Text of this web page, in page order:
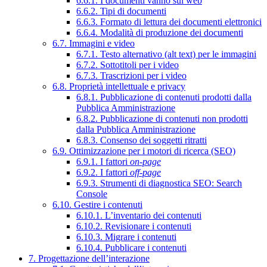
6.6.2. Tipi di documenti
6.6.3. Formato di lettura dei documenti elettronici
6.6.4. Modalità di produzione dei documenti
6.7. Immagini e video
6.7.1. Testo alternativo (alt text) per le immagini
6.7.2. Sottotitoli per i video
6.7.3. Trascrizioni per i video
6.8. Proprietà intellettuale e privacy
6.8.1. Pubblicazione di contenuti prodotti dalla
Pubblica Amministrazione
6.8.2. Pubblicazione di contenuti non prodotti
dalla Pubblica Amministrazione
6.8.3. Consenso dei soggetti ritratti
6.9. Ottimizzazione per i motori di ricerca (SEO)
6.9.1. I fattori on-page
6.9.2. I fattori off-page
6.9.3. Strumenti di diagnostica SEO: Search
Console
6.10. Gestire i contenuti
6.10.1. L’inventario dei contenuti
6.10.2. Revisionare i contenuti
6.10.3. Migrare i contenuti
6.10.4. Pubblicare i contenuti
7. Progettazione dell’interazione